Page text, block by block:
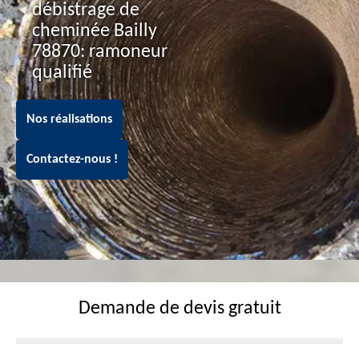
débistrage de
cheminée Bailly
78870: ramoneur
qualifié
Nos réalisations
Contactez-nous !
Demande de devis gratuit